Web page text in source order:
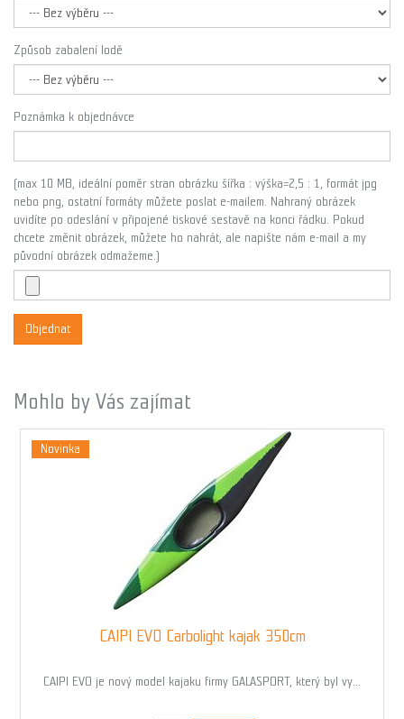
Způsob zabalení lodě
Poznámka k objednávce
(max 10 MB, ideální poměr stran obrázku šířka : výška=2,5 : 1, formát jpg
nebo png, ostatní formáty můžete poslat e-mailem. Nahraný obrázek
uvidíte po odeslání v připojené tiskové sestavě na konci řádku. Pokud
chcete změnit obrázek, můžete ho nahrát, ale napište nám e-mail a my
původní obrázek odmažeme.)
Objednat
Mohlo by Vás zajímat
Novinka
CAIPI EVO Carbolight kajak 350cm
CAIPI EVO je nový model kajaku firmy GALASPORT, který byl vy...